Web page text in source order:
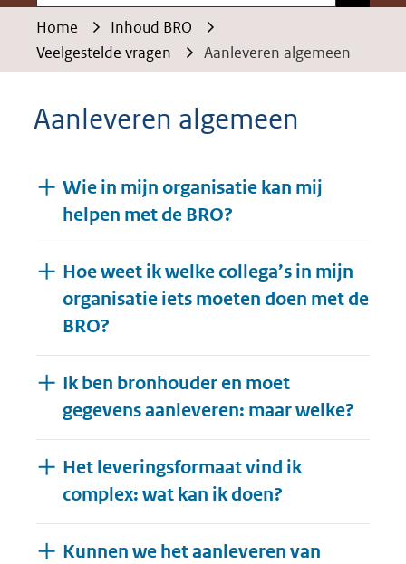
Home
Inhoud BRO
Veelgestelde vragen
Aanleveren algemeen
Aanleveren algemeen
Wie in mijn organisatie kan mij
helpen met de BRO?
Hoe weet ik welke collega’s in mijn
organisatie iets moeten doen met de
BRO?
Ik ben bronhouder en moet
gegevens aanleveren: maar welke?
Het leveringsformaat vind ik
complex: wat kan ik doen?
Kunnen we het aanleveren van